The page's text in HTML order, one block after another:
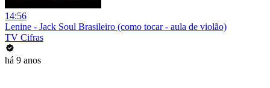
14:56
Lenine - Jack Soul Brasileiro (como tocar - aula de violão)
TV Cifras
há 9 anos